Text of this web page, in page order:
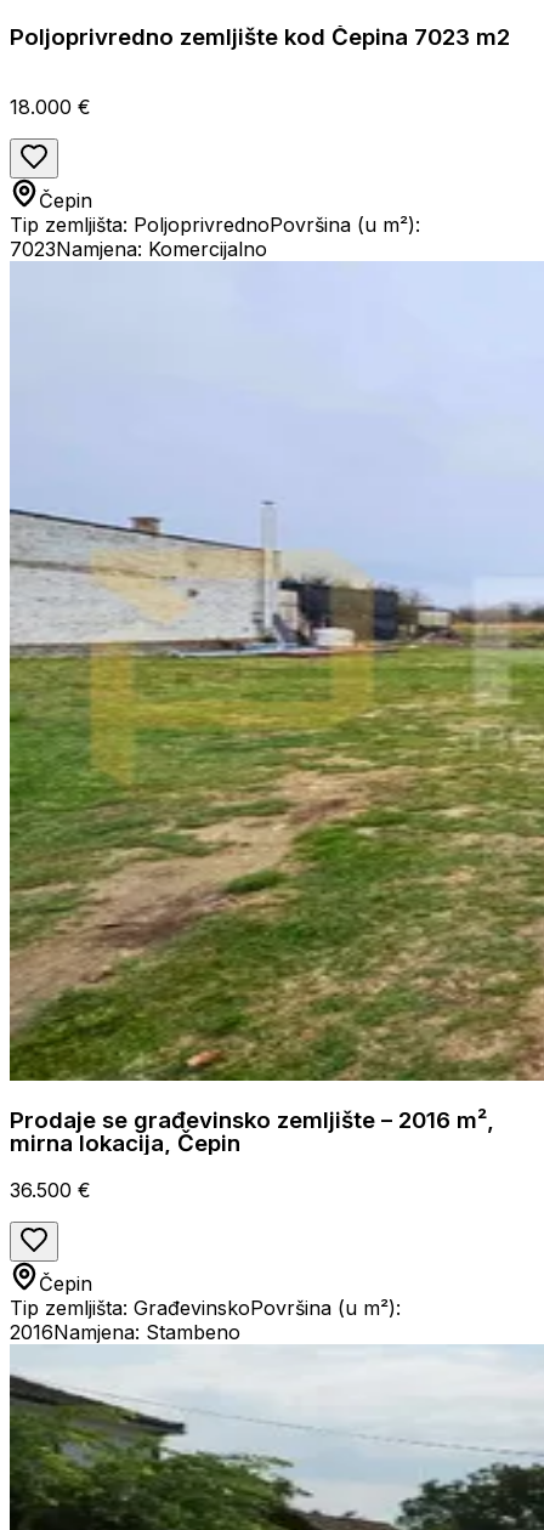
Poljoprivredno zemljište kod Čepina 7023 m2
18.000 €
Čepin
Tip zemljišta: PoljoprivrednoPovršina (u m²):
7023Namjena: Komercijalno
Prodaje se građevinsko zemljište – 2016 m²,
mirna lokacija, Čepin
36.500 €
Čepin
Tip zemljišta: GrađevinskoPovršina (u m²):
2016Namjena: Stambeno